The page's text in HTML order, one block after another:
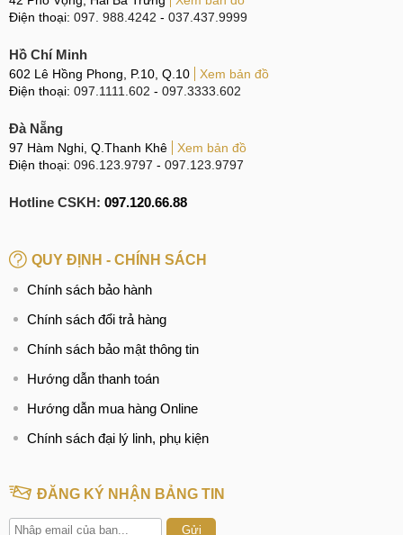
Điện thoại: 097. 988.4242 - 037.437.9999
Hồ Chí Minh
602 Lê Hồng Phong, P.10, Q.10
Xem bản đồ
Điện thoại: 097.1111.602 - 097.3333.602
Đà Nẵng
97 Hàm Nghi, Q.Thanh Khê
Xem bản đồ
Điện thoại: 096.123.9797 - 097.123.9797
Hotline CSKH: 097.120.66.88
QUY ĐỊNH - CHÍNH SÁCH
Chính sách bảo hành
Chính sách đổi trả hàng
Chính sách bảo mật thông tin
Hướng dẫn thanh toán
Hướng dẫn mua hàng Online
Chính sách đại lý linh, phụ kiện
ĐĂNG KÝ NHẬN BẢNG TIN
Gửi